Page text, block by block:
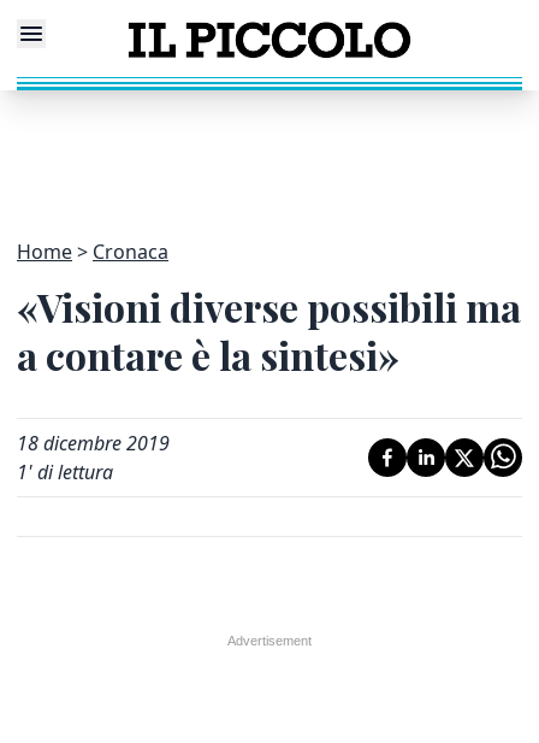
Home Cronaca
«Visioni diverse possibili ma
a contare è la sintesi»
18 dicembre 2019
1' di lettura